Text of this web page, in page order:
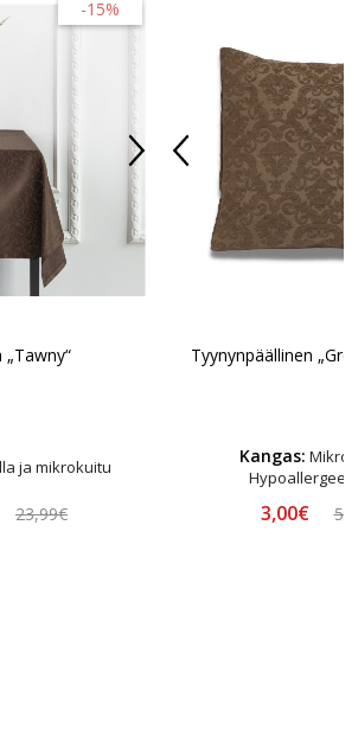
-15%
ja mikrokuitu
23,99€
Tyynynpäällinen
Kangas:
3,00€